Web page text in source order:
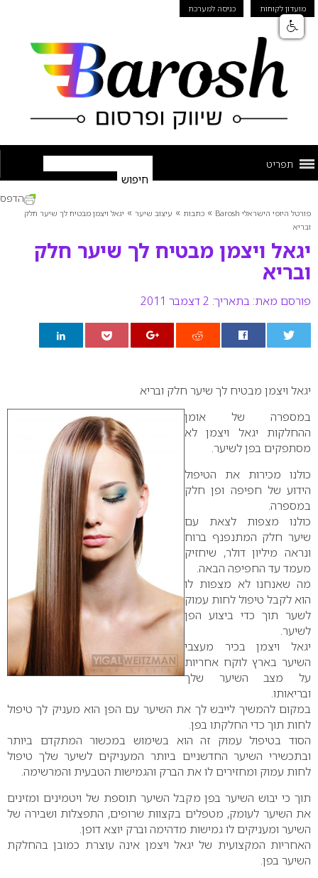
מועדון לקוחות כניסה למערכת
תפריט
פורטל היופי הישראלי Barosh » כתבות » עיצוב שיער » יגאל ויצמן מבטיח לך שיער חלק
ובריא
יגאל ויצמן מבטיח לך שיער חלק
ובריא
פורסם מאת: בתאריך: 2 דצמבר 2011
הדפס
יגאל ויצמן מבטיח לך שיער חלק ובריא
במספרה של אומן
ההחלקות יגאל ויצמן לא
מסתפקים בפן לשיער.
כולנו מכירות את הטיפול
הידוע של חפיפה ופן חלק
במספרה.
כולנו מצפות לצאת עם
שיער חלק המתנפנף ברוח
ונראה מיליון דולר, שיחזיק
מעמד עד החפיפה הבאה.
מה שאנחנו לא מצפות לו
הוא לקבל טיפול לחות עמוק
לשער תוך כדי ביצוע הפן
לשיער.
יגאל ויצמן בכיר מעצבי
השיער בארץ לוקח אחריות
על מצב השיער שלך
ובריאותו.
במקום להמשיך לייבש לך את השיער עם הפן הוא מעניק לך טיפול
לחות תוך כדי החלקתו בפן.
הסוד בטיפול עמוק זה הוא בשימוש במכשור המתקדם ביותר
ובתכשירי השיער החדשניים ביותר המעניקים לשיער שלך טיפול
לחות עמוק ומחזירים לו את הברק והגמישות הטבעית והמרשימה.
תוך כי יבוש השיער בפן מקבל השיער תוספת של ויטמינים ומזינים
את השיער לעומק, מטפלים בקצוות שרופים, התפצלות ושבירה של
השיער ומעניקים לו גמישות מדהימה וברק יוצא דופן.
האחריות המקצועית של יגאל ויצמן אינה עוצרת כמובן בהחלקת
השיער בפן.